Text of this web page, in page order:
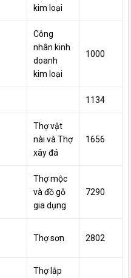
kim loại
Công
nhânkinh
doanh
kim loại
1000
1134
Thợvật
nài và Thợ
xây đá
1656
Thợ mộc
và đồ gỗ
gia dụng
7290
Thợ sơn 2802
Thợ lắp